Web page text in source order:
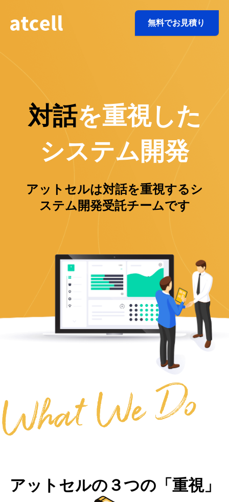
無料でお見積り
対話を重視した
システム開発
アットセルは対話を重視するシ
ステム開発受託チームです
アットセルの３つの「重視」